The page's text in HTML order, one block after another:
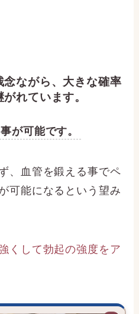
ながら、大きな確率
れています。
が可能です。
、血管を鍛える事でペ
可能になるという望み
くして勃起の強度をア